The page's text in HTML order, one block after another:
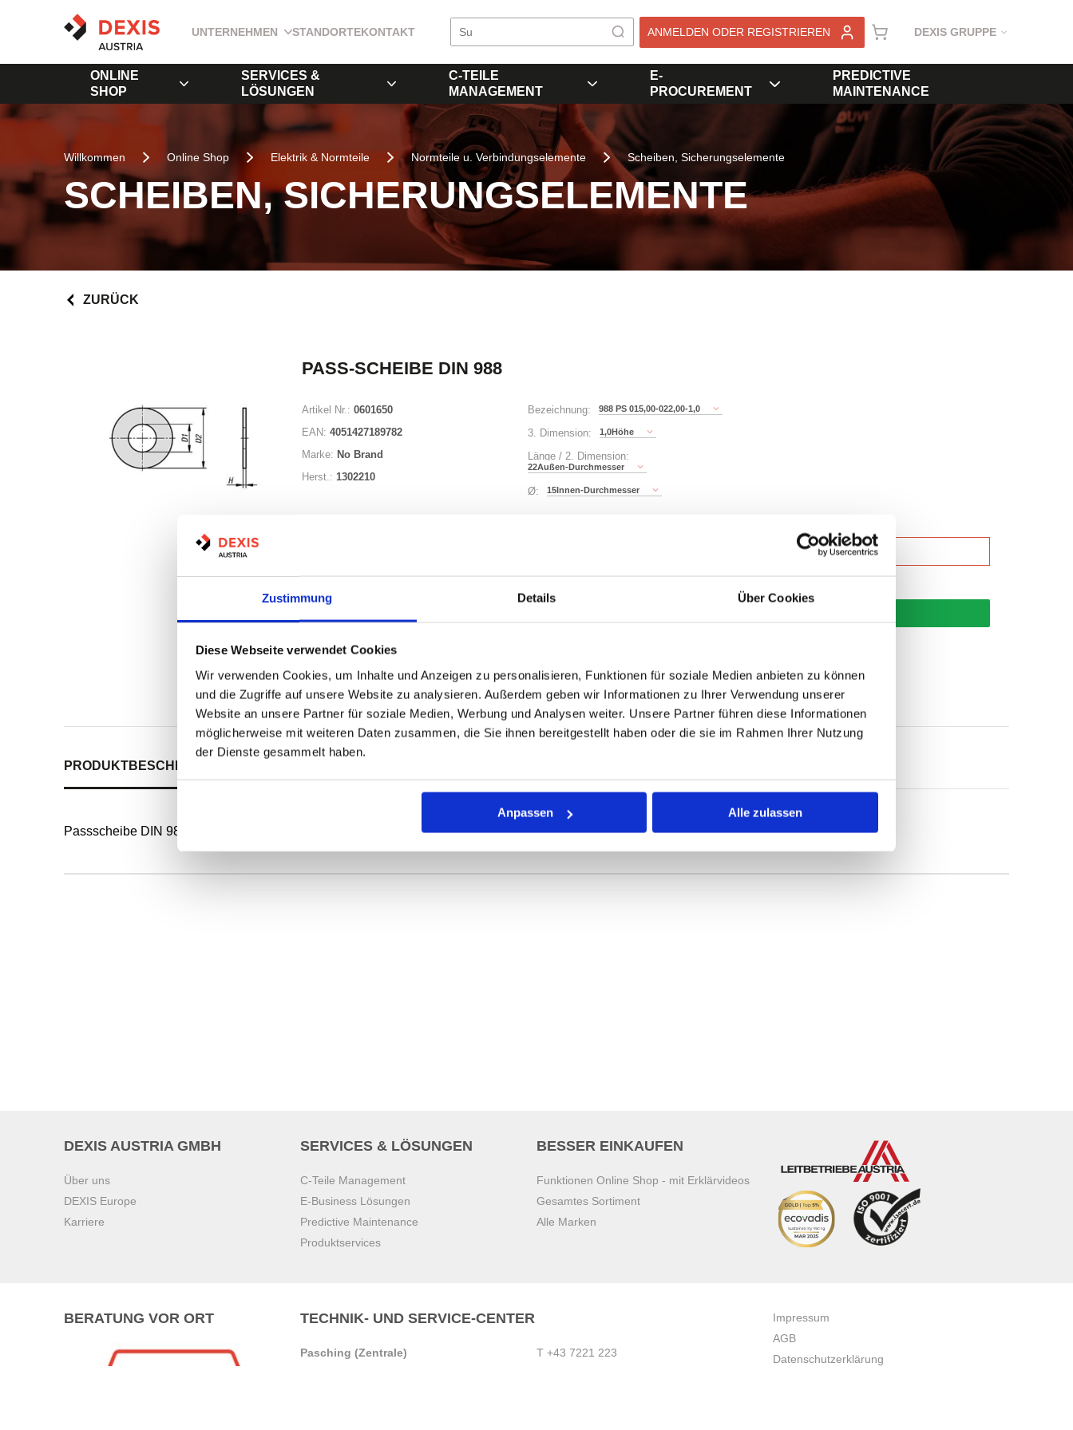
Zustimmung Details Über Cookies
Diese Webseite verwendet Cookies
Wir verwenden Cookies, um Inhalte und Anzeigen zu personalisieren, Funktionen für soziale Medien anbieten zu können
und die Zugriffe auf unsere Website zu analysieren. Außerdem geben wir Informationen zu Ihrer Verwendung unserer
Website an unsere Partner für soziale Medien, Werbung und Analysen weiter. Unsere Partner führen diese Informationen
möglicherweise mit weiteren Daten zusammen, die Sie ihnen bereitgestellt haben oder die sie im Rahmen Ihrer Nutzung
der Dienste gesammelt haben.
Anpassen Alle zulassen
UNTERNEHMEN STANDORTEKONTAKT ANMELDEN ODER REGISTRIEREN DEXIS GRUPPE
ONLINE
SHOP
SERVICES &
LÖSUNGEN
C-TEILE
MANAGEMENT
E-
PROCUREMENT
PREDICTIVE
MAINTENANCE
Willkommen Online Shop Elektrik & Normteile Normteile u. Verbindungselemente Scheiben, Sicherungselemente
SCHEIBEN, SICHERUNGSELEMENTE
ZURÜCK
PASS-SCHEIBE DIN 988
Artikel Nr.: 0601650
EAN: 4051427189782
Marke: No Brand
Herst.: 1302210
Bezeichnung: 988 PS 015,00-022,00-1,0
3. Dimension: 1,0Höhe
Länge / 2. Dimension:
22Außen-Durchmesser
Ø: 15Innen-Durchmesser
Losgröße 1000
Nicht auf Lager
Print
PRODUKTBESCHREIBUNG
Passscheibe DIN 988
DEXIS AUSTRIA GMBH
Über uns
DEXIS Europe
Karriere
SERVICES & LÖSUNGEN
C-Teile Management
E-Business Lösungen
Predictive Maintenance
Produktservices
BESSER EINKAUFEN
Funktionen Online Shop - mit Erklärvideos
Gesamtes Sortiment
Alle Marken
BERATUNG VOR ORT TECHNIK- UND SERVICE-CENTER
Pasching (Zentrale)
T +43 7221 223
Impressum
AGB
Datenschutzerklärung